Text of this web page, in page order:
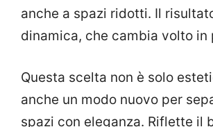
anche a spazi ridotti. Il
dinamica, che cambia volto in
Questa scelta non è solo
anche un modo nuovo per
spazi con eleganza. Riflette il